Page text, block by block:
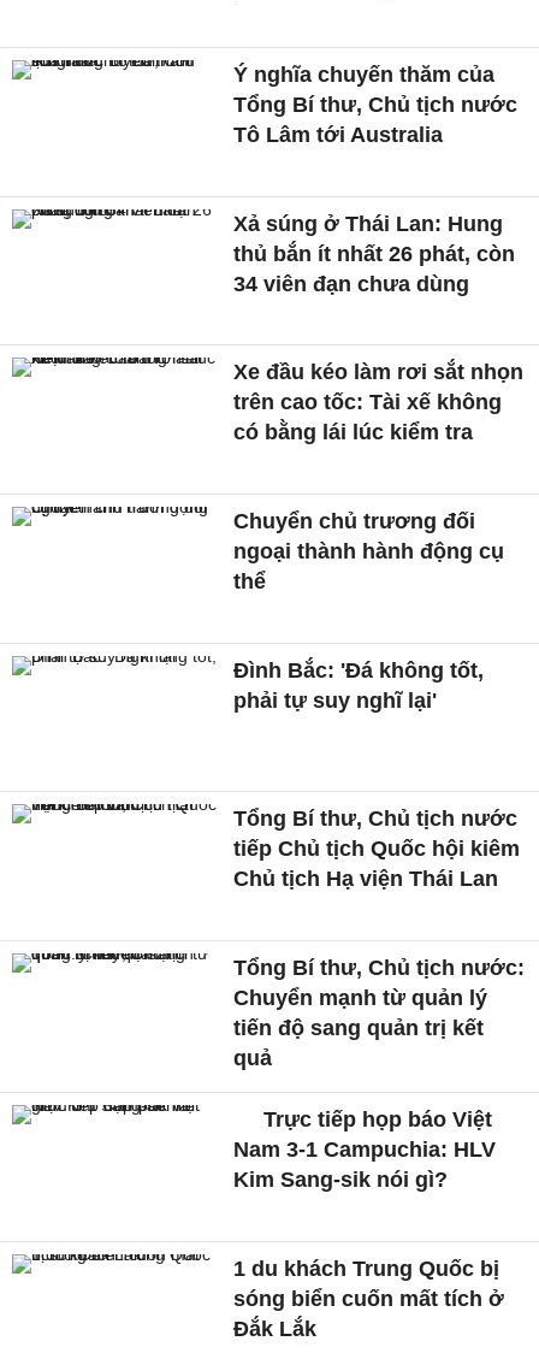
Ý nghĩa chuyến thăm của
Tổng Bí thư, Chủ tịch nước
Tô Lâm tới Australia
Xả súng ở Thái Lan: Hung
thủ bắn ít nhất 26 phát, còn
34 viên đạn chưa dùng
Xe đầu kéo làm rơi sắt nhọn
trên cao tốc: Tài xế không
có bằng lái lúc kiểm tra
Chuyển chủ trương đối
ngoại thành hành động cụ
thể
Đình Bắc: 'Đá không tốt,
phải tự suy nghĩ lại'
Tổng Bí thư, Chủ tịch nước
tiếp Chủ tịch Quốc hội kiêm
Chủ tịch Hạ viện Thái Lan
Tổng Bí thư, Chủ tịch nước:
Chuyển mạnh từ quản lý
tiến độ sang quản trị kết
quả
Trực tiếp họp báo Việt
Nam 3-1 Campuchia: HLV
Kim Sang-sik nói gì?
1 du khách Trung Quốc bị
sóng biển cuốn mất tích ở
Đắk Lắk